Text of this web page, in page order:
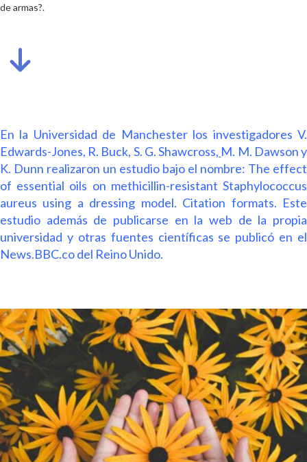
de armas?.
En la Universidad de Manchester los investigadores V.
Edwards-Jones, R. Buck, S. G. Shawcross, M. M. Dawson y
K. Dunn realizaron un estudio bajo el nombre: The effect
of essential oils on methicillin-resistant Staphylococcus
aureus using a dressing model. Citation formats. Este
estudio además de publicarse en la web de la propia
universidad y otras fuentes científicas se publicó en el
News.BBC.co del Reino Unido.